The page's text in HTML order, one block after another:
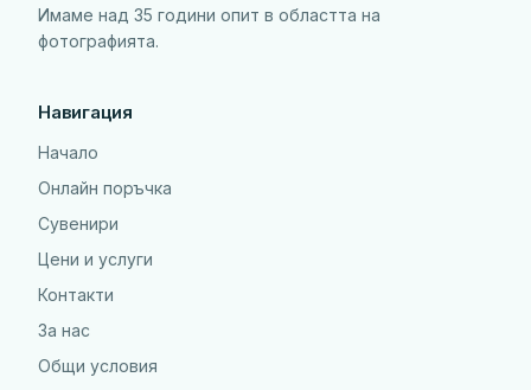
Имаме над 35 години опит в областта на
фотографията.
Навигация
Начало
Онлайн поръчка
Сувенири
Цени и услуги
Контакти
За нас
Общи условия